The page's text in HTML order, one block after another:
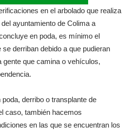
en el arbolado que realiza
ayuntamiento de Colima a
en poda, es mínimo el
derriban debido a que pudieran
gente que camina o vehículos,
derribo o transplante de
caso, también hacemos
en las que se encuentran los